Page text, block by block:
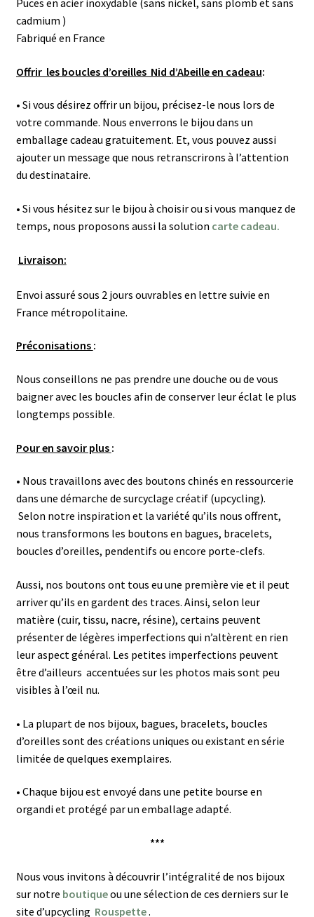
Puces en acier inoxydable (sans nickel, sans plomb et sans
cadmium )
Fabriqué en France
Offrir les boucles d’oreilles Nid d’Abeille en cadeau:
• Si vous désirez offrir un bijou, précisez-le nous lors de
votre commande. Nous enverrons le bijou dans un
emballage cadeau gratuitement. Et, vous pouvez aussi
ajouter un message que nous retranscrirons à l’attention
du destinataire.
• Si vous hésitez sur le bijou à choisir ou si vous manquez de
temps, nous proposons aussi la solution carte cadeau.
Livraison:
Envoi assuré sous 2 jours ouvrables en lettre suivie en
France métropolitaine.
Préconisations :
Nous conseillons ne pas prendre une douche ou de vous
baigner avec les boucles afin de conserver leur éclat le plus
longtemps possible.
Pour en savoir plus :
• Nous travaillons avec des boutons chinés en ressourcerie
dans une démarche de surcyclage créatif (upcycling).
Selon notre inspiration et la variété qu’ils nous offrent,
nous transformons les boutons en bagues, bracelets,
boucles d’oreilles, pendentifs ou encore porte-clefs.
Aussi, nos boutons ont tous eu une première vie et il peut
arriver qu’ils en gardent des traces. Ainsi, selon leur
matière (cuir, tissu, nacre, résine), certains peuvent
présenter de légères imperfections qui n’altèrent en rien
leur aspect général. Les petites imperfections peuvent
être d’ailleurs accentuées sur les photos mais sont peu
visibles à l’œil nu.
• La plupart de nos bijoux, bagues, bracelets, boucles
d’oreilles sont des créations uniques ou existant en série
limitée de quelques exemplaires.
• Chaque bijou est envoyé dans une petite bourse en
organdi et protégé par un emballage adapté.
***
Nous vous invitons à découvrir l’intégralité de nos bijoux
sur notre boutiqueou une sélection de ces derniers sur le
site d’upcycling Rouspette.